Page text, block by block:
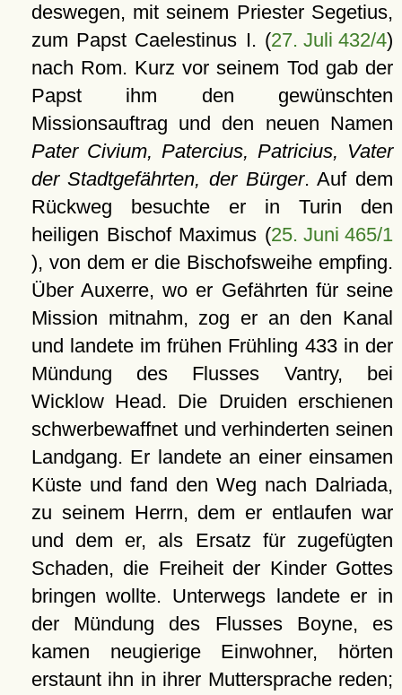
deswegen, mit seinem Priester Segetius,
zum Papst Caelestinus I. (27. Juli 432/4)
nach Rom. Kurz vor seinem Tod gab der
Papst ihm den gewünschten
Missionsauftrag und den neuen Namen
Pater Civium, Patercius, Patricius, Vater
der Stadtgefährten, der Bürger. Auf dem
Rückweg besuchte er in Turin den
heiligen Bischof Maximus (25. Juni 465/1
), von dem er die Bischofsweihe empfing.
Über Auxerre, wo er Gefährten für seine
Mission mitnahm, zog er an den Kanal
und landete im frühen Frühling 433 in der
Mündung des Flusses Vantry, bei
Wicklow Head. Die Druiden erschienen
schwerbewaffnet und verhinderten seinen
Landgang. Er landete an einer einsamen
Küste und fand den Weg nach Dalriada,
zu seinem Herrn, dem er entlaufen war
und dem er, als Ersatz für zugefügten
Schaden, die Freiheit der Kinder Gottes
bringen wollte. Unterwegs landete er in
der Mündung des Flusses Boyne, es
kamen neugierige Einwohner, hörten
erstaunt ihn in ihrer Muttersprache reden;